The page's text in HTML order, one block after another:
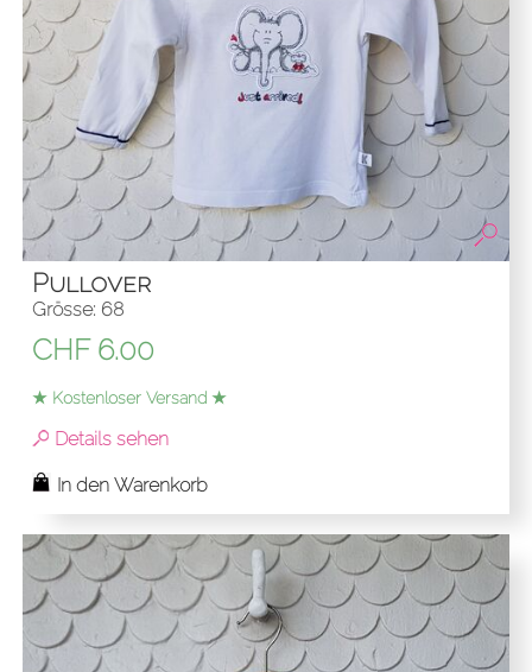
Pullover
Grösse: 68
CHF6.00
★ Kostenloser Versand ★
Details sehen